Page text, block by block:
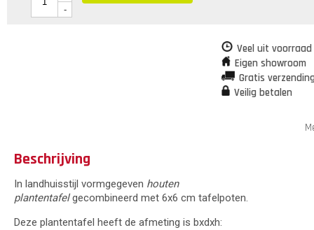
-
Veel uit
Eigen showroom
Gratis
Veilig betalen
Beschrijving
In landhuisstijl vormgegeven houten
plantentafelgecombineerd met 6x6 cm tafelpoten.
Deze plantentafel heeft de afmeting is bxdxh: